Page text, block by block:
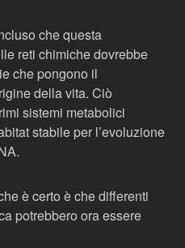
che questa
reti chimiche dovrebbe
che pongono il
della vita. Ciò
sistemi metabolici
stabile per l’evoluzione
è certo è che differenti
potrebbero ora essere